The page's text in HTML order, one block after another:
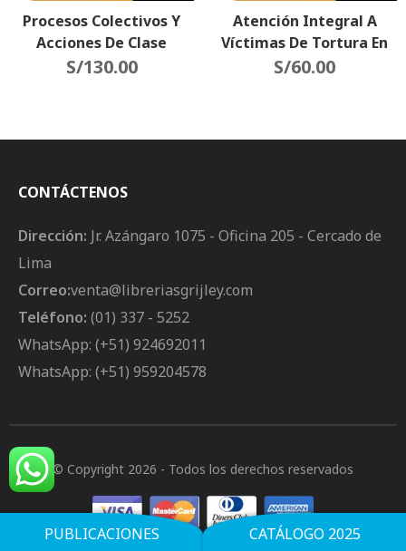
Procesos Colectivos Y
Acciones De Clase
S/130.00
Atención Integral A
Víctimas De Tortura En
Procesos De Litigio
S/60.00
CONTÁCTENOS
Dirección: Jr. Azángaro 1075 - Oficina 205 - Cercado de
Lima
Correo:venta@libreriasgrijley.com
Teléfono: (01) 337 - 5252
WhatsApp: (+51) 924692011
WhatsApp: (+51) 959204578
© Copyright 2026 - Todos los derechos reservados
PUBLICACIONES CATÁLOGO 2025